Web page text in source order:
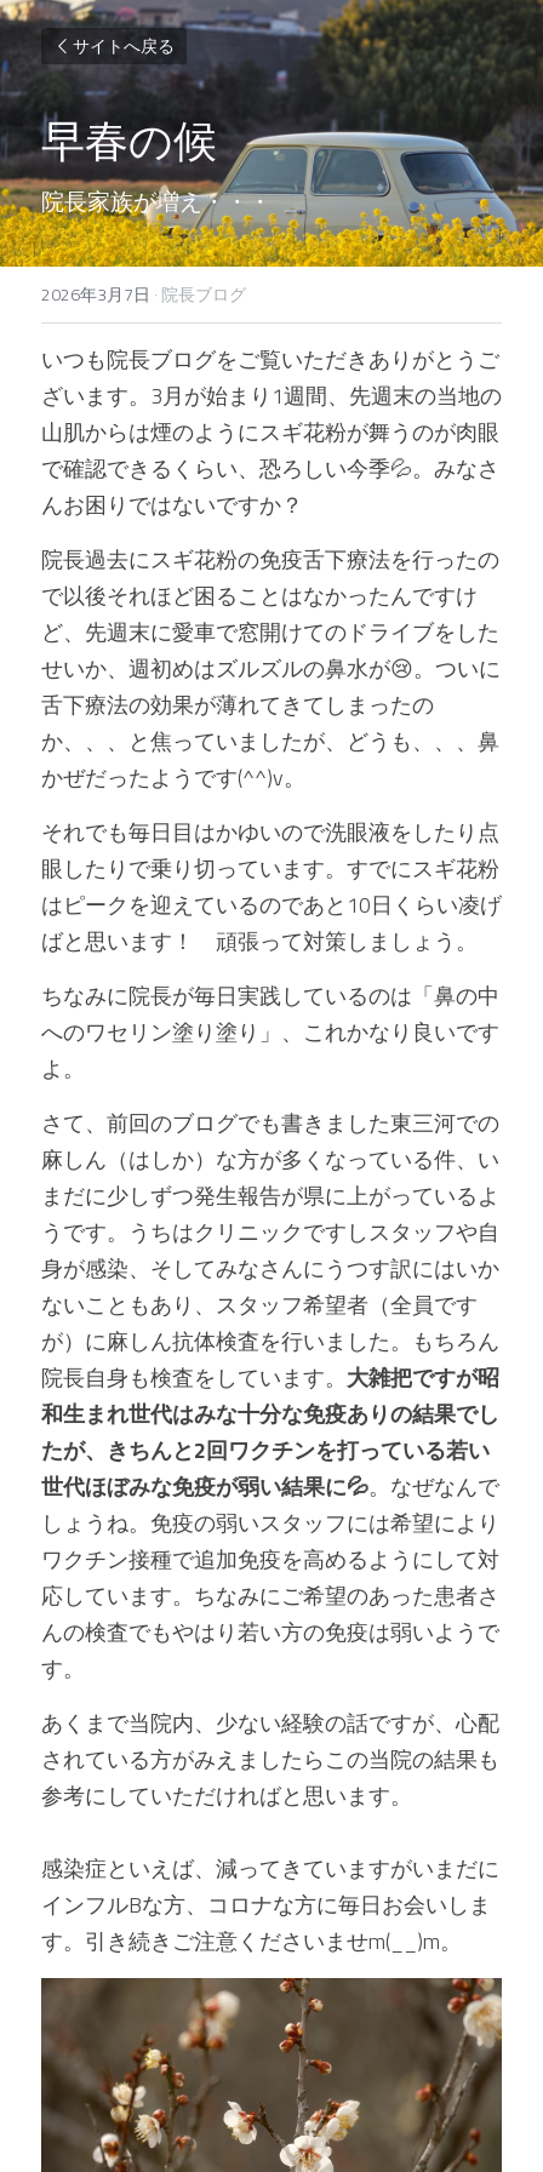
サイトへ戻る
早春の候
院長家族が増え・・・
2026年3月7日 · 院長ブログ
いつも院長ブログをご覧いただきありがとうご
ざいます。3月が始まり1週間、先週末の当地の
山肌からは煙のようにスギ花粉が舞うのが肉眼
で確認できるくらい、恐ろしい今季💦。みなさ
んお困りではないですか？
院長過去にスギ花粉の免疫舌下療法を行ったの
で以後それほど困ることはなかったんですけ
ど、先週末に愛車で窓開けてのドライブをした
せいか、週初めはズルズルの鼻水が😢。ついに
舌下療法の効果が薄れてきてしまったの
か、、、と焦っていましたが、どうも、、、鼻
かぜだったようです(^^)v。
それでも毎日目はかゆいので洗眼液をしたり点
眼したりで乗り切っています。すでにスギ花粉
はピークを迎えているのであと10日くらい凌げ
ばと思います！　頑張って対策しましょう。
ちなみに院長が毎日実践しているのは「鼻の中
へのワセリン塗り塗り」、これかなり良いです
よ。
さて、前回のブログでも書きました東三河での
麻しん（はしか）な方が多くなっている件、い
まだに少しずつ発生報告が県に上がっているよ
うです。うちはクリニックですしスタッフや自
身が感染、そしてみなさんにうつす訳にはいか
ないこともあり、スタッフ希望者（全員です
が）に麻しん抗体検査を行いました。もちろん
院長自身も検査をしています。 大雑把ですが昭
和生まれ世代はみな十分な免疫ありの結果でし
たが、きちんと2回ワクチンを打っている若い
世代ほぼみな免疫が弱い結果に💦。なぜなんで
しょうね。免疫の弱いスタッフには希望により
ワクチン接種で追加免疫を高めるようにして対
応しています。ちなみにご希望のあった患者さ
んの検査でもやはり若い方の免疫は弱いようで
す。
あくまで当院内、少ない経験の話ですが、心配
されている方がみえましたらこの当院の結果も
参考にしていただければと思います。
感染症といえば、減ってきていますがいまだに
インフルBな方、コロナな方に毎日お会いしま
す。引き続きご注意くださいませm(__)m。